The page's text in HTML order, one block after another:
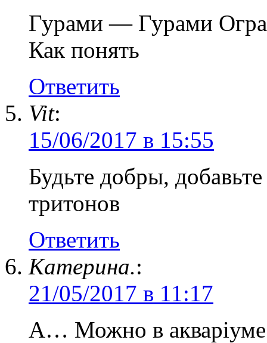
Гурами — Гурами
Как понять
Ответить
Vit:
15/06/2017 в 15:55
Будьте добры,
тритонов
Ответить
Катерина.:
21/05/2017 в 11:17
А… Можно в акваріуме